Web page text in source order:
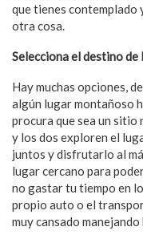
que tienes contemplado
otra cosa.
Selecciona el destino de
Hay muchas opciones,
algún lugar montañoso
procura que sea un sitio
y los dos exploren el
juntos y disfrutarlo al
lugar cercano para
no gastar tu tiempo en
propio auto o el
muy cansado